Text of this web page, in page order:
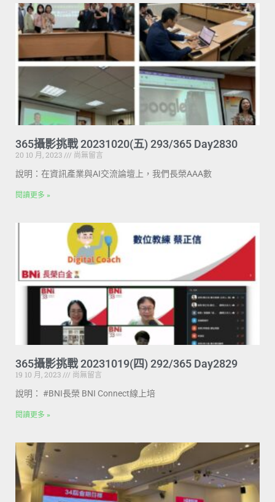
365攝影挑戰 20231020(五) 293/365 Day2830
20 10 月, 2023
尚無留言
說明：在資訊產業與AI交流論壇上，我們長榮AAA數
閱讀更多 »
365攝影挑戰 20231019(四) 292/365 Day2829
19 10 月, 2023
尚無留言
說明： #BNI長榮 BNI Connect線上培
閱讀更多 »